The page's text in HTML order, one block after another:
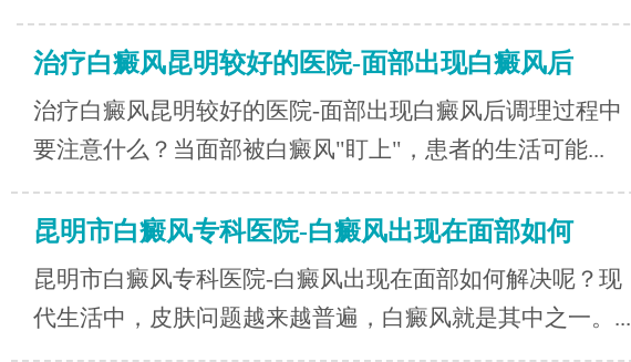
治疗白癜风昆明较好的医院-面部出现白癜风后
治疗白癜风昆明较好的医院-面部出现白癜风后调理过程中
要注意什么？当面部被白癜风"盯上"，患者的生活可能...
昆明市白癜风专科医院-白癜风出现在面部如何
昆明市白癜风专科医院-白癜风出现在面部如何解决呢？现
代生活中，皮肤问题越来越普遍，白癜风就是其中之一。...